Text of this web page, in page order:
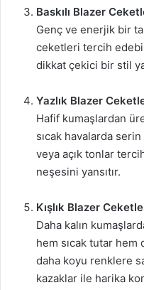
Baskılı Blazer
Genç ve enerjik bir
ceketleri tercih
dikkat çekici bir stil
Yazlık Blazer
Hafif kumaşlardan
sıcak havalarda
veya açık tonlar
neşesini yansıtır.
Kışlık Blazer
Daha kalın
hem sıcak tutar hem
daha koyu renklere
kazaklar ile harika